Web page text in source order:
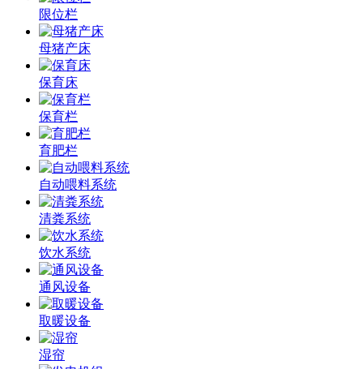
限位栏
母猪产床
保育床
保育栏
育肥栏
自动喂料系统
清粪系统
饮水系统
通风设备
取暖设备
湿帘